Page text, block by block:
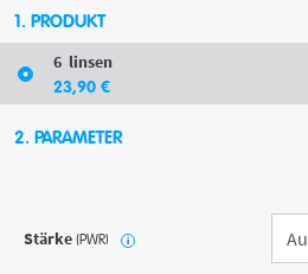
1. PRODUKT
6 linsen
23,90 €
2. PARAMETER
Stärke(PWR) i